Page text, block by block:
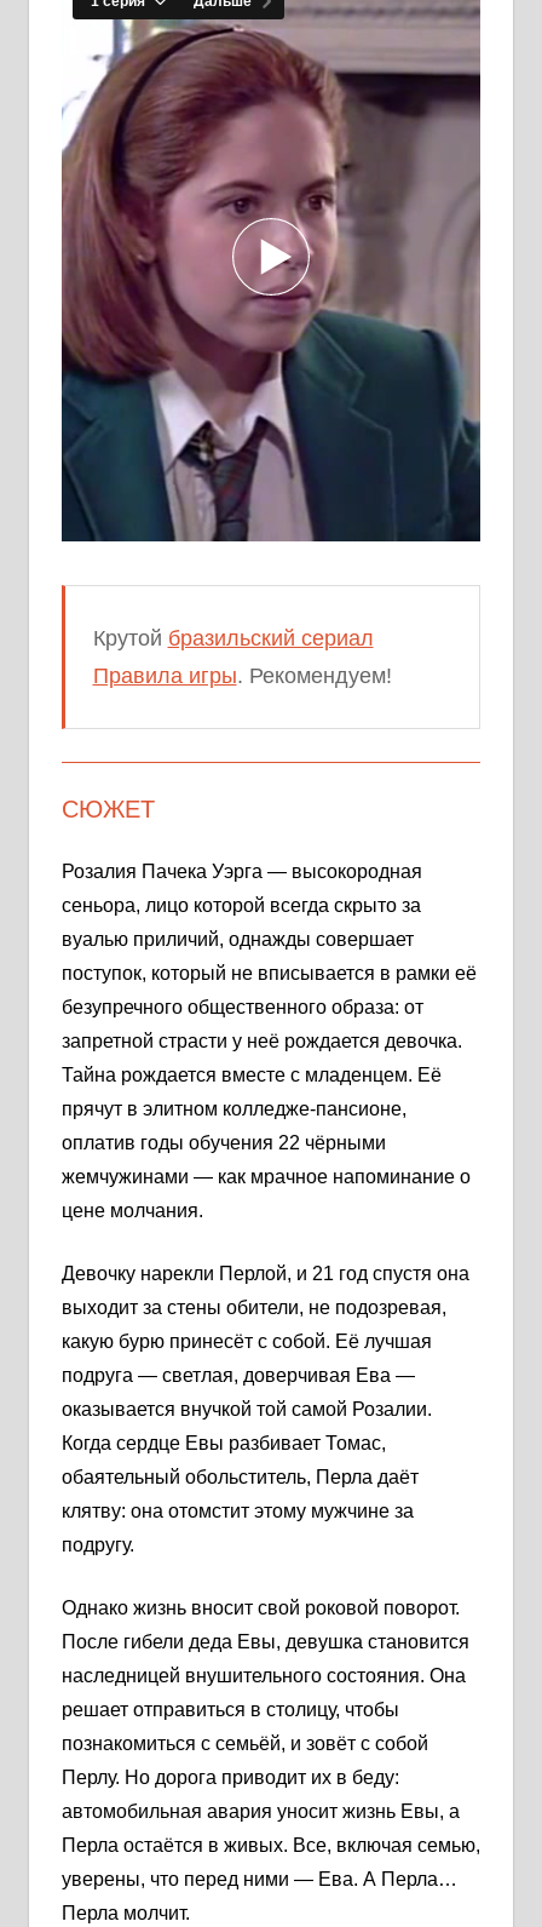
Крутой бразильский сериал
Правила игры. Рекомендуем!
СЮЖЕТ
Розалия Пачека Уэрга — высокородная
сеньора, лицо которой всегда скрыто за
вуалью приличий, однажды совершает
поступок, который не вписывается в рамки её
безупречного общественного образа: от
запретной страсти у неё рождается девочка.
Тайна рождается вместе с младенцем. Её
прячут в элитном колледже-пансионе,
оплатив годы обучения 22 чёрными
жемчужинами — как мрачное напоминание о
цене молчания.
Девочку нарекли Перлой, и 21 год спустя она
выходит за стены обители, не подозревая,
какую бурю принесёт с собой. Её лучшая
подруга — светлая, доверчивая Ева —
оказывается внучкой той самой Розалии.
Когда сердце Евы разбивает Томас,
обаятельный обольститель, Перла даёт
клятву: она отомстит этому мужчине за
подругу.
Однако жизнь вносит свой роковой поворот.
После гибели деда Евы, девушка становится
наследницей внушительного состояния. Она
решает отправиться в столицу, чтобы
познакомиться с семьёй, и зовёт с собой
Перлу. Но дорога приводит их в беду:
автомобильная авария уносит жизнь Евы, а
Перла остаётся в живых. Все, включая семью,
уверены, что перед ними — Ева. А Перла…
Перла молчит.